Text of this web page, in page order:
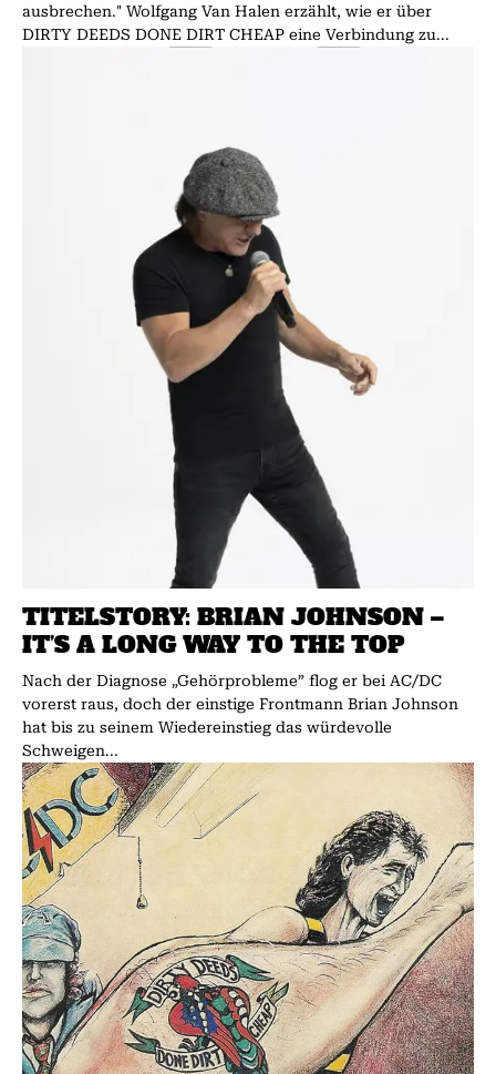
ausbrechen." Wolfgang Van Halen erzählt, wie er über
DIRTY DEEDS DONE DIRT CHEAP eine Verbindung zu...
TITELSTORY: BRIAN JOHNSON –
IT’S A LONG WAY TO THE TOP
Nach der Diagnose „Gehörprobleme” flog er bei AC/DC
vorerst raus, doch der einstige Frontmann Brian Johnson
hat bis zu seinem Wiedereinstieg das würdevolle
Schweigen...